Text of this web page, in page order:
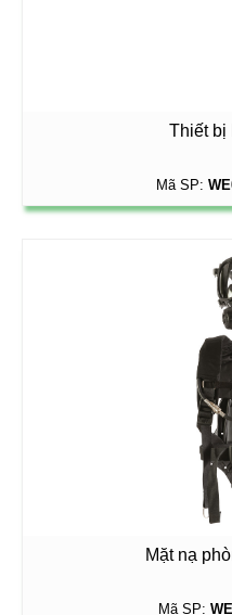
Thiết bị
Mã SP:
Mặt nạ
Mã SP: